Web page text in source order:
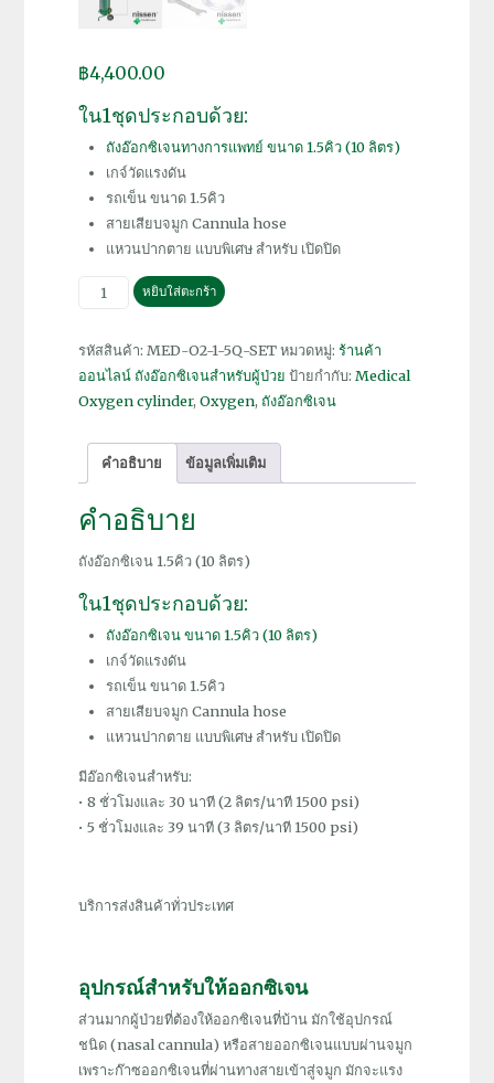
฿4,400.00
ใน1ชุดประกอบด้วย:
ถังอ๊อกซิเจนทางการแพทย์ ขนาด 1.5คิว (10 ลิตร)
เกจ์วัดแรงดัน
รถเข็น ขนาด 1.5คิว
สายเสียบจมูก Cannula hose
แหวนปากตาย แบบพิเศษ สำหรับ เปิดปิด
จำนวน
เจน
1.5คิว
ชิ้น
หยิบใส่ตะกร้า
รหัสสินค้า: MED-O2-1-5Q-SET หมวดหมู่: ร้านค้า
ออนไลน์ ถังอ๊อกซิเจนสำหรับผู้ป่วย ป้ายกำกับ: Medical
Oxygen cylinder, Oxygen, ถังอ๊อกซิเจน
คำอธิบาย ข้อมูลเพิ่มเติม
คำอธิบาย
ถังอ๊อกซิเจน 1.5คิว (10 ลิตร)
ใน1ชุดประกอบด้วย:
ถังอ๊อกซิเจน ขนาด 1.5คิว (10 ลิตร)
เกจ์วัดแรงดัน
รถเข็น ขนาด 1.5คิว
สายเสียบจมูก Cannula hose
แหวนปากตาย แบบพิเศษ สำหรับ เปิดปิด
มีอ๊อกซิเจนสำหรับ:
• 8 ชั่วโมงและ 30 นาที (2 ลิตร/นาที 1500 psi)
• 5 ชั่วโมงและ 39 นาที (3 ลิตร/นาที 1500 psi)
บริการส่งสินค้าทั่วประเทศ
อุปกรณ์สำหรับให้ออกซิเจน
ส่วนมากผู้ป่วยที่ต้องให้ออกซิเจนที่บ้าน มักใช้อุปกรณ์
ชนิด (nasal cannula) หรือสายออกซิเจนแบบผ่านจมูก
เพราะก๊าซออกซิเจนที่ผ่านทางสายเข้าสู่จมูก มักจะแรง